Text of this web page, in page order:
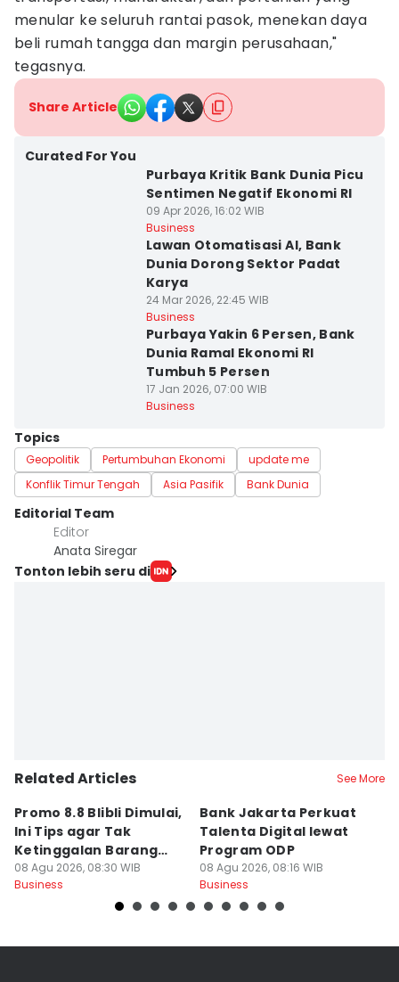
menular ke seluruh rantai pasok, menekan daya
beli rumah tangga dan margin perusahaan,"
tegasnya.
Share Article
Curated For You
Purbaya Kritik Bank Dunia Picu
Sentimen Negatif Ekonomi RI
09 Apr 2026, 16:02 WIB
Business
Lawan Otomatisasi AI, Bank
Dunia Dorong Sektor Padat
Karya
24 Mar 2026, 22:45 WIB
Business
Purbaya Yakin 6 Persen, Bank
Dunia Ramal Ekonomi RI
Tumbuh 5 Persen
17 Jan 2026, 07:00 WIB
Business
Topics
Geopolitik Pertumbuhan Ekonomi
update me
Konflik Timur Tengah
Asia Pasifik Bank Dunia
Editorial Team
Editor
Anata Siregar
Tonton lebih seru di
Related Articles See More
Promo 8.8 Blibli Dimulai,
Ini Tips agar Tak
Ketinggalan Barang
Incaran
08 Agu 2026, 08:30 WIB
Business
Bank Jakarta Perkuat
Talenta Digital lewat
Program ODP
08 Agu 2026, 08:16 WIB
Business